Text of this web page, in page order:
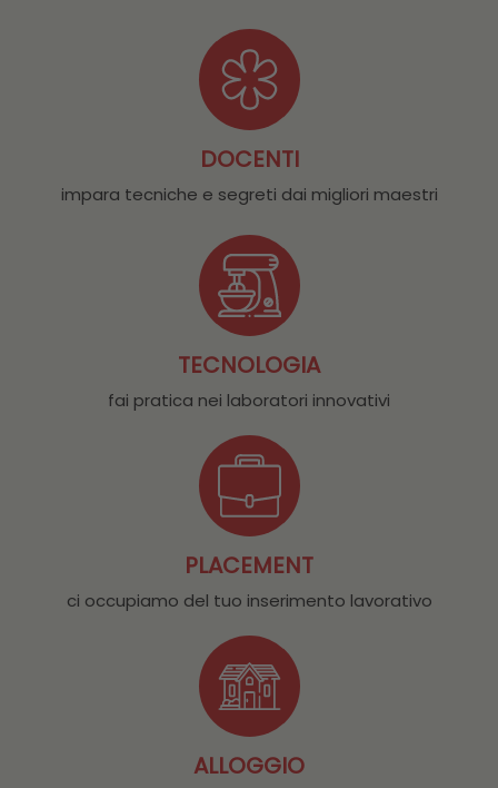
DOCENTI
impara tecniche e segreti dai migliori maestri
TECNOLOGIA
fai pratica nei laboratori innovativi
PLACEMENT
ci occupiamo del tuo inserimento lavorativo
ALLOGGIO